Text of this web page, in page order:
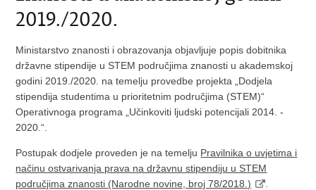
2019./2020.
Ministarstvo znanosti i obrazovanja objavljuje popis dobitnika
državne stipendije u STEM područjima znanosti u akademskoj
godini 2019./2020. na temelju provedbe projekta „Dodjela
stipendija studentima u prioritetnim područjima (STEM)“
Operativnoga programa „Učinkoviti ljudski potencijali 2014. -
2020.“.
Postupak dodjele proveden je na temelju Pravilnika o uvjetima i
načinu ostvarivanja prava na državnu stipendiju u STEM
područjima znanosti (Narodne novine, broj 78/2018.)